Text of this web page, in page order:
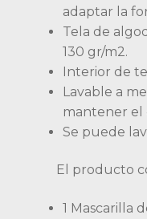
adaptar la
Tela de
130 gr/m2.
Interior de
Lavable a
mantener el
Se puede
El producto
1 Mascarilla